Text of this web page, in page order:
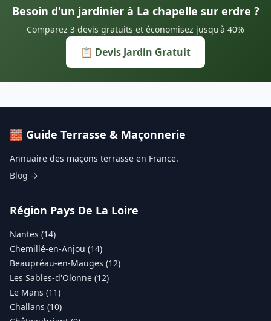
Besoin d'un jardinier à La chapelle sur erdre ?
Comparez 3 devis gratuits et économisez jusqu'à 40%
📋 Devis Jardin Gratuit
🧱 Guide Terrasse & Maçonnerie
Annuaire des maçons terrasse en France.
Blog →
Région Pays De La Loire
Nantes (14)
Chemillé-en-Anjou (14)
Beaupréau-en-Mauges (12)
Les Sables-d'Olonne (12)
Le Mans (11)
Challans (10)